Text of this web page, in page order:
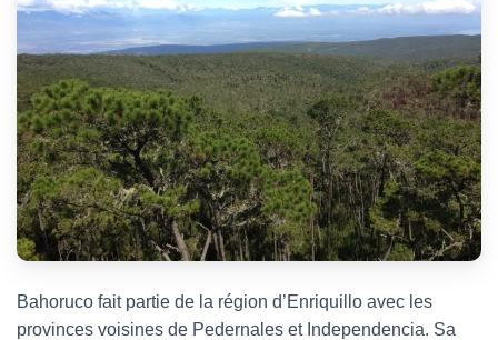
Bahoruco fait partie de la région d’Enriquillo avec les
provinces voisines de Pedernales et Independencia. Sa